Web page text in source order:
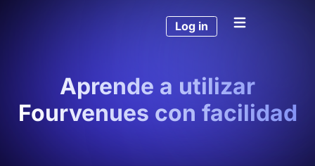
Log in
Aprende a utilizar
Fourvenues con facilidad